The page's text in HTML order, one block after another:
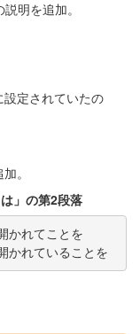
明を追加。
定されていたの
。
」の第2段落
かれてことを